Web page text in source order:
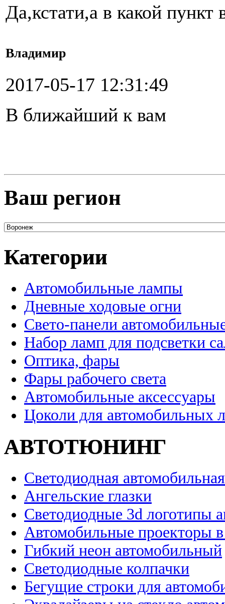
Да,кстати,а в какой пункт
Владимир
2017-05-17 12:31:49
В ближайший к вам
Ваш регион
Категории
Автомобильные лампы
Дневные ходовые огни
Свето-панели
Набор ламп для подсветки
Оптика, фары
Фары рабочего света
Автомобильные аксессуары
Цоколи для автомобильных
АВТОТЮНИНГ
Светодиодная
Ангельские глазки
Светодиодные 3d логотипы
Автомобильные проекторы
Гибкий неон автомобильный
Светодиодные колпачки
Бегущие строки для